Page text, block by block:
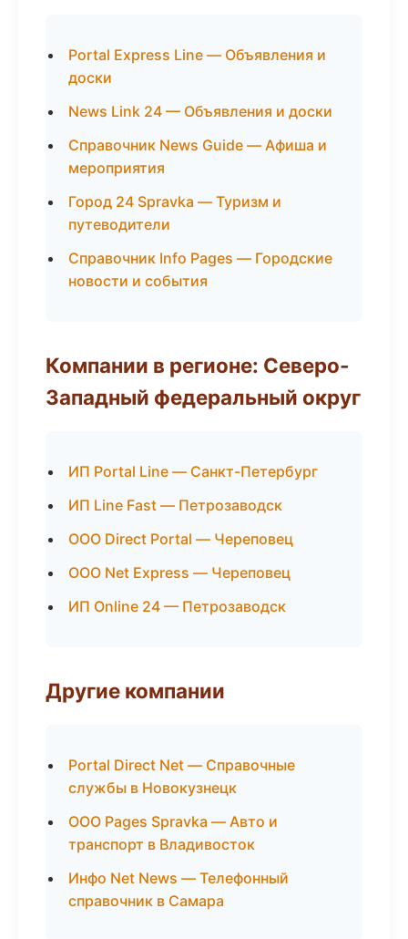
Portal Express Line — Объявления и
доски
News Link 24 — Объявления и доски
Справочник News Guide — Афиша и
мероприятия
Город 24 Spravka — Туризм и
путеводители
Справочник Info Pages — Городские
новости и события
Компании в регионе: Северо-
Западный федеральный округ
ИП Portal Line — Санкт-Петербург
ИП Line Fast — Петрозаводск
ООО Direct Portal — Череповец
ООО Net Express — Череповец
ИП Online 24 — Петрозаводск
Другие компании
Portal Direct Net — Справочные
службы в Новокузнецк
ООО Pages Spravka — Авто и
транспорт в Владивосток
Инфо Net News — Телефонный
справочник в Самара